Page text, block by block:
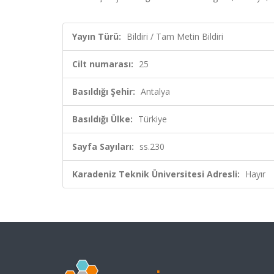
Yayın Türü: Bildiri / Tam Metin Bildiri
Cilt numarası: 25
Basıldığı Şehir: Antalya
Basıldığı Ülke: Türkiye
Sayfa Sayıları: ss.230
Karadeniz Teknik Üniversitesi Adresli: Hayır